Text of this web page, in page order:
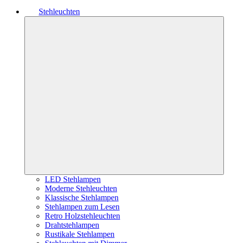
Stehleuchten
LED Stehlampen
Moderne Stehleuchten
Klassische Stehlampen
Stehlampen zum Lesen
Retro Holzstehleuchten
Drahtstehlampen
Rustikale Stehlampen